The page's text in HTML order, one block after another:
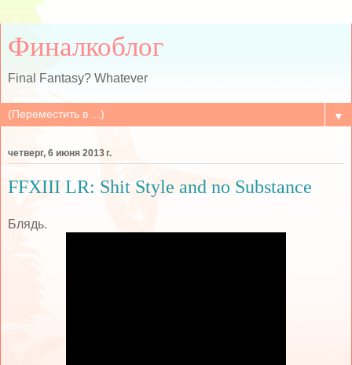
Финалкоблог
Final Fantasy? Whatever
▼
четверг, 6 июня 2013 г.
FFXIII LR: Shit Style and no Substance
Блядь.